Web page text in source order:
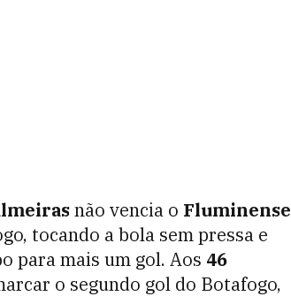
não vencia o Fluminense
tocando a bola sem pressa e
para mais um gol. Aos 46
o segundo gol do Botafogo,